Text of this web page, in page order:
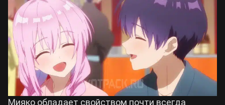
Мияко обладает свойством почти всегда